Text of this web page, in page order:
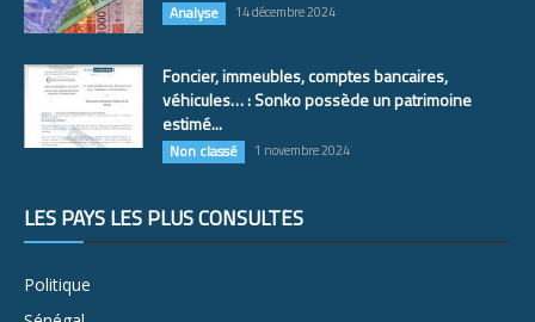
Analyse 14 décembre 2024
Foncier, immeubles, comptes bancaires,
véhicules… : Sonko possède un patrimoine
estimé...
Non classé 1 novembre 2024
LES PAYS LES PLUS CONSULTÉS
Politique